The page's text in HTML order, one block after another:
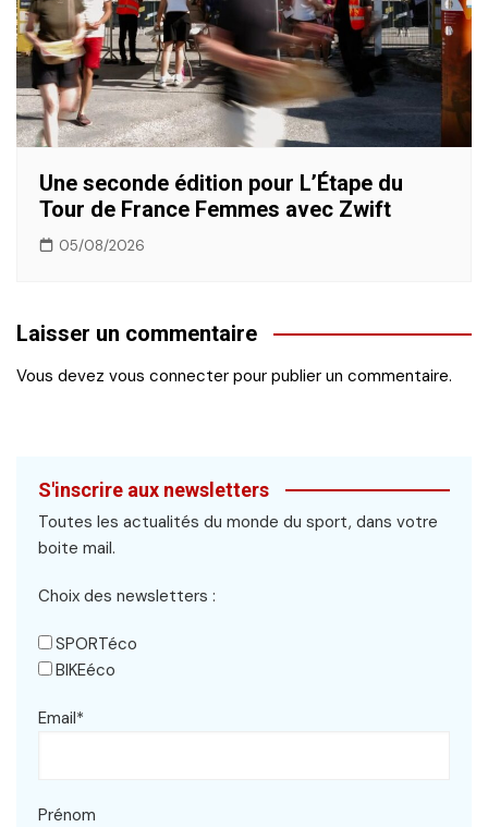
Une seconde édition pour L’Étape du
Tour de France Femmes avec Zwift
05/08/2026
Laisser un commentaire
Vous devez vous connecter pour publier un commentaire.
S'inscrire aux newsletters
Toutes les actualités du monde du sport, dans votre
boite mail.
Choix des newsletters :
SPORTéco
BIKEéco
Email*
Prénom